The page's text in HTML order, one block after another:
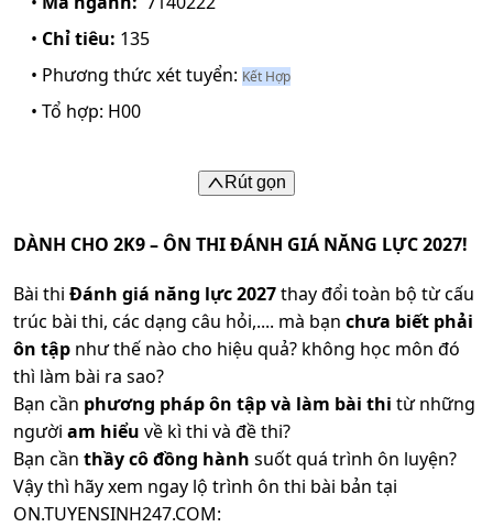
• Chỉ tiêu: 135
• Phương thức xét tuyển: Kết Hợp
• Tổ hợp: H00
Rút gọn
DÀNH CHO 2K9 – ÔN THI ĐÁNH GIÁ NĂNG LỰC 2027!
Bài thi Đánh giá năng lực 2027thay đổi toàn bộ từ cấu
trúc bài thi, các dạng câu hỏi,.... mà bạn chưa biết phải
ôn tập như thế nào cho hiệu quả? không học môn đó
thì làm bài ra sao?
Bạn cần phương pháp ôn tập và làm bài thi từ những
người am hiểu về kì thi và đề thi?
Bạn cần thầy cô đồng hành suốt quá trình ôn luyện?
Vậy thì hãy xem ngay lộ trình ôn thi bài bản tại
ON.TUYENSINH247.COM: